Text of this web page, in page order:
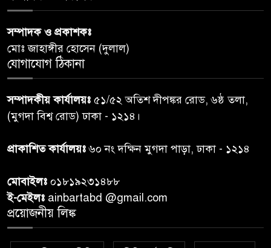
পেশ
৬
তদন্ত শেষ পর্যায়ে, দ্রুত চার্জশিট
৭
রাতের মধ্যে ঢাকাসহ ১০ অঞ্চলে
ঝড়বৃষ্টির পূর্বাভাস
৮
প্রধানমন্ত্রীর সঙ্গে দেখা করে স্বপ্নপূরণ
উপহার
৯
সম্পাদক ও প্রকাশকঃ
মোঃ জাহাঙ্গীর হোসেন (দুলাল)
যোগাযোগ ঠিকানা
সম্পাদকীয় কার্যালয়ঃ ৫১/৫২ অতিশ দীপঙ্কর রোড, ৬ষ্ঠ তলা,
(মুগদা বিশ্ব রোড) ঢাকা - ১২১৪।
প্রাকাশিত কার্যালয়ঃ৬০ নং দক্ষিন মুগদা পাড়া, ঢাকা - ১২১৪
মোবাইলঃ ০১৮১৯২৩১৪৮৮
ই-মেইলঃ ainbartabd @gmail.com
প্রয়োজনীয় লিঙ্ক